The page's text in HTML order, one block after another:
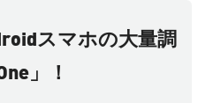
スマホの大量調
」！